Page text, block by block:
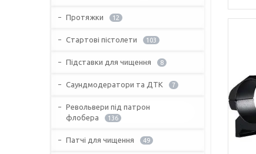
Протяжки 12
Стартові пістолети 103
Підставки для чищення 8
Саундмодератори та ДТК 7
Револьвери під патрон
флобера
136
Патчі для чищення 49